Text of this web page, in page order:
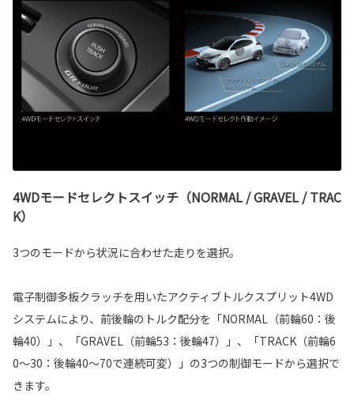
4WDモードセレクトスイッチ（NORMAL / GRAVEL / TRAC
K）
3つのモードから状況に合わせた走りを選択。
電子制御多板クラッチを用いたアクティブトルクスプリット4WD
システムにより、前後輪のトルク配分を「NORMAL（前輪60：後
輪40）」、「GRAVEL（前輪53：後輪47）」、「TRACK（前輪6
0～30：後輪40～70で連続可変）」の3つの制御モードから選択で
きます。